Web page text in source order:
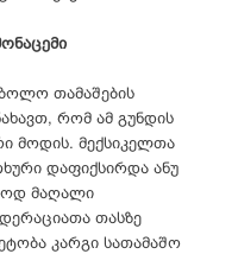
თამაშების
რომ ამ გუნდის
მოდის. მექსიკელთა
დაფიქსირდა ანუ
მაღალი
თასზე
კარგი სათამაშო